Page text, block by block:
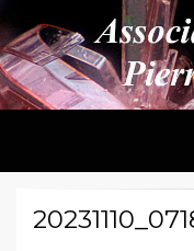
ANPF
Association